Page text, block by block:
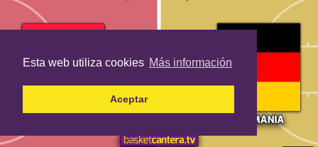
Esta web utiliza cookies Más información
Aceptar